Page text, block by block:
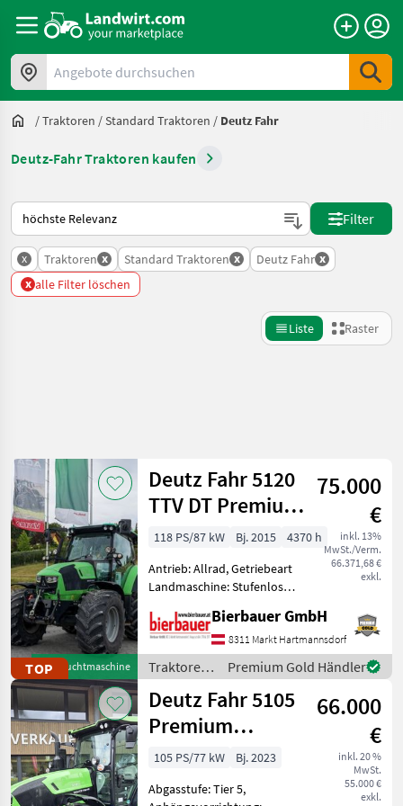
Angebote durchsuchen
/Traktoren /Standard Traktoren / Deutz Fahr
Deutz-Fahr Traktoren kaufen
So wird auf Landwirt.com sortiert
Filter
x Traktoren x Standard Traktoren x Deutz Fahr x
x alle Filter löschen
Liste Raster
Kategorie 4 Land Filter
AKTUELLER
PFAD
Landtechnik
Traktoren
Standard
Traktoren
Deutz
Fahr
KATEGORIE
WÄHLEN
Deutz Fahr
Zurücksetzen
800
anzeigen
TOPGebrauchtmaschine
Deutz Fahr 5120
TTV DT Premium
Plus
75.000
€
inkl. 13%
MwSt./Verm.
66.371,68 €
exkl.
118 PS/87 kW Bj. 2015
4370 h
Antrieb: Allrad, Getriebeart
Landmaschine: Stufenloses
Zapfwellendrehzahl:
540/540E/1000,
Höchstgeschwindigkeit in
km/h: 50 km/h, Aufladung:
Bierbauer GmbH
8311 Markt Hartmannsdorf
Traktoren
/ Deutz
Fahr
Premium Gold Händler
Deutz Fahr 5105
Premium
(15955)
66.000
€
inkl. 20 %
MwSt.
55.000 €
exkl.
105 PS/77 kW
Bj. 2023
Abgasstufe: Tier 5,